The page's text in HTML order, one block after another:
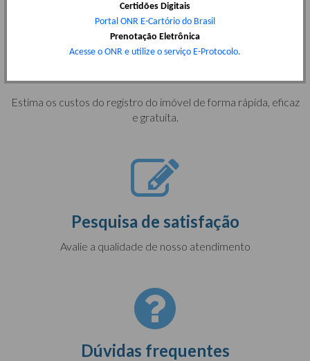
Certidões Digitais
Portal ONR E-Cartório do Brasil
Prenotação Eletrônica
Acesse o ONR e utilize o serviço E-Protocolo.
Calculadora de Emolumentos
Estima os custos do registro do imóvel de forma rápida, eficaz
e gratuita.
Pesquisa de satisfação
Avalie a qualidade de nosso atendimento
Dúvidas frequentes